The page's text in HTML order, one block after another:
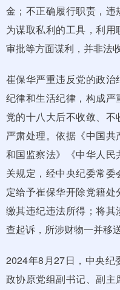
金；不正确履行职责，
为谋取私利的工具，利
审批等方面谋利，并非法
崔保华严重违反党的政
纪律和生活纪律，构成
党的十八大后不收敛、
严肃处理。依据《中国
和国监察法》《中华人
关规定，经中央纪委常
定给予崔保华开除党籍
缴其违纪违法所得；将
查起诉，所涉财物一并移送
2024年8月27日，中央
政协原党组副书记、副